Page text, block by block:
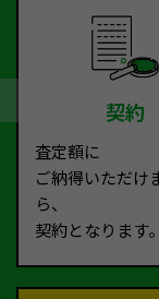
契約
査定額に
ご納得いただけ
ら、
契約となります。